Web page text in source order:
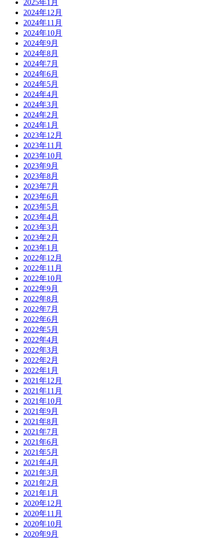
2025年1月
2024年12月
2024年11月
2024年10月
2024年9月
2024年8月
2024年7月
2024年6月
2024年5月
2024年4月
2024年3月
2024年2月
2024年1月
2023年12月
2023年11月
2023年10月
2023年9月
2023年8月
2023年7月
2023年6月
2023年5月
2023年4月
2023年3月
2023年2月
2023年1月
2022年12月
2022年11月
2022年10月
2022年9月
2022年8月
2022年7月
2022年6月
2022年5月
2022年4月
2022年3月
2022年2月
2022年1月
2021年12月
2021年11月
2021年10月
2021年9月
2021年8月
2021年7月
2021年6月
2021年5月
2021年4月
2021年3月
2021年2月
2021年1月
2020年12月
2020年11月
2020年10月
2020年9月